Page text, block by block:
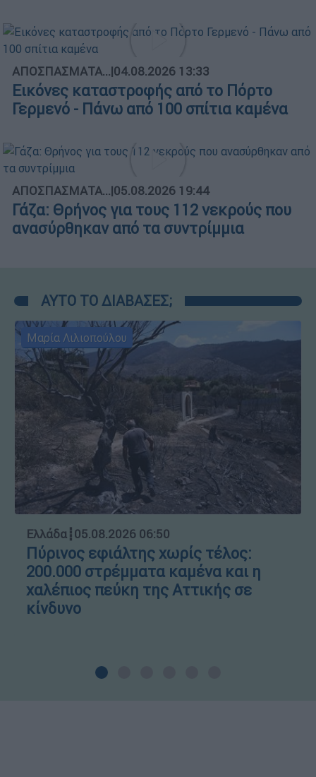
ΑΠΟΣΠΑΣΜΑΤΑ...|04.08.2026 13:33
Εικόνες καταστροφής από το Πόρτο
Γερμενό - Πάνω από 100 σπίτια καμένα
ΑΠΟΣΠΑΣΜΑΤΑ...|05.08.2026 19:44
Γάζα: Θρήνος για τους 112 νεκρούς που
ανασύρθηκαν από τα συντρίμμια
ΑΥΤΟ ΤΟ ΔΙΑΒΑΣΕΣ;
Μαρία Λιλιοπούλου
Ελλάδα┋05.08.2026 06:50
Πύρινος εφιάλτης χωρίς τέλος:
200.000 στρέμματα καμένα και η
χαλέπιος πεύκη της Αττικής σε
κίνδυνο